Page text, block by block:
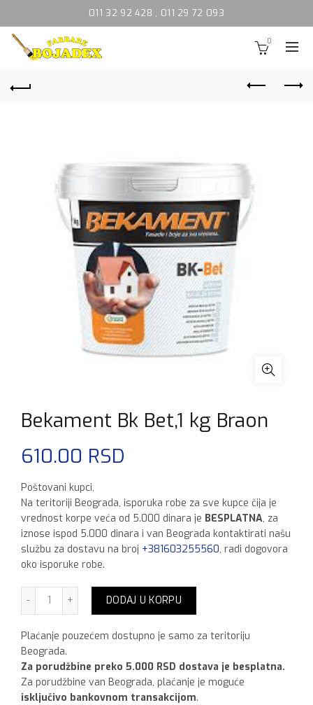
011 32 92 428 , 011 29 72 093
0
Bekament Bk Bet,1 kg Braon
610.00 RSD
Poštovani kupci,
Na teritoriji Beograda, isporuka robe za sve kupce čija je
vrednost korpe veća od 5.000 dinara je BESPLATNA, za
iznose ispod 5.000 dinara i van Beograda kontaktirati našu
službu za dostavu na broj +381603255560, radi dogovora
oko isporuke robe.
Bekament Bk Bet,1 kg Braon količina
DODAJ U KORPU
Plaćanje pouzećem dostupno je samo za teritoriju
Beograda.
Za porudžbine preko 5.000 RSD dostava je besplatna.
Za porudžbine van Beograda, plaćanje je moguće
isključivo bankovnom transakcijom.